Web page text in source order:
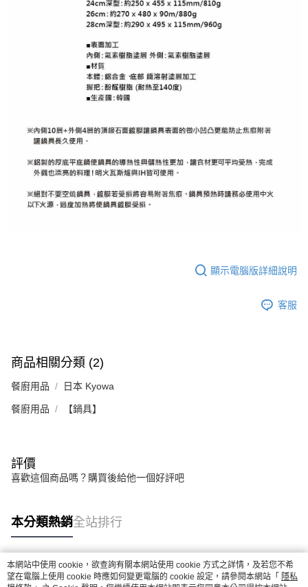
顯示電腦版詳細說明
客服
商品相關分類 (2)
餐廚用品 日本 Kyowa
餐廚用品 【鍋具】
評價
喜歡這個商品嗎？購買後給他一個好評吧
本分類熱銷全站排行
熱門標籤
本網站中使用 cookie，欲查詢有關本網站使用 cookie 方式之詳情，及若您不希
望在電腦上使用 cookie 時應如何變更電腦的 cookie 設定，請參閱本網站「 隱私